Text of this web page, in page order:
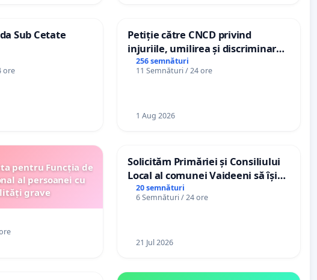
Sub Cetate
ore
Petiție către CNCD privind
injuriile, umilirea și discriminarea
persoanelor cu dizabilități de
către utilizatorul TikTok „Gorici”
256 semnături
11 Semnături / 24 ore
1 Aug 2026
pentru Funcția de
al persoanei cu
grave
Solicităm Primăriei și Consiliului
Local al comunei Vaideeni să își
exercite efectiv atribuțiile legale
și să reprezinte interesele
20 semnături
6 Semnături / 24 ore
21 Jul 2026